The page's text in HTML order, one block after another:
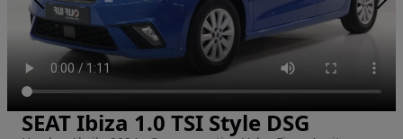
Imagem 1 de 30
SEAT Ibiza 1.0 TSI Style DSG